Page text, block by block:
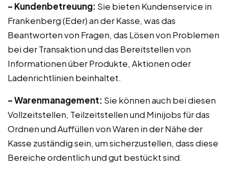
– Kundenbetreuung: Sie bieten Kundenservice in
Frankenberg (Eder) an der Kasse, was das
Beantworten von Fragen, das Lösen von Problemen
bei der Transaktion und das Bereitstellen von
Informationen über Produkte, Aktionen oder
Ladenrichtlinien beinhaltet.
– Warenmanagement: Sie können auch bei diesen
Vollzeitstellen, Teilzeitstellen und Minijobs für das
Ordnen und Auffüllen von Waren in der Nähe der
Kasse zuständig sein, um sicherzustellen, dass diese
Bereiche ordentlich und gut bestückt sind.